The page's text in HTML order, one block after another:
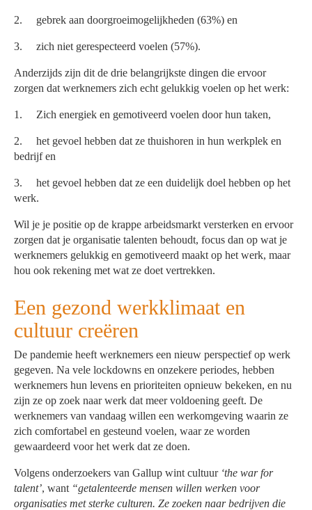
2. gebrek aan doorgroeimogelijkheden (63%) en
3. zich niet gerespecteerd voelen (57%).
Anderzijds zijn dit de drie belangrijkste dingen die ervoor
zorgen dat werknemers zich echt gelukkig voelen op het werk:
1. Zich energiek en gemotiveerd voelen door hun taken,
2. het gevoel hebben dat ze thuishoren in hun werkplek en
bedrijf en
3. het gevoel hebben dat ze een duidelijk doel hebben op het
werk.
Wil je je positie op de krappe arbeidsmarkt versterken en ervoor
zorgen dat je organisatie talenten behoudt, focus dan op wat je
werknemers gelukkig en gemotiveerd maakt op het werk, maar
hou ook rekening met wat ze doet vertrekken.
Een gezond werkklimaat en
cultuur creëren
De pandemie heeft werknemers een nieuw perspectief op werk
gegeven. Na vele lockdowns en onzekere periodes, hebben
werknemers hun levens en prioriteiten opnieuw bekeken, en nu
zijn ze op zoek naar werk dat meer voldoening geeft. De
werknemers van vandaag willen een werkomgeving waarin ze
zich comfortabel en gesteund voelen, waar ze worden
gewaardeerd voor het werk dat ze doen.
Volgens onderzoekers van Gallup wint cultuur ‘the war for
talent’, want “getalenteerde mensen willen werken voor
organisaties met sterke culturen. Ze zoeken naar bedrijven die